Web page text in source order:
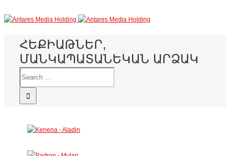
ՀԵՔԻԱԹՆԵՐ,
ՄԱՆԿԱՊԱՏԱՆԵԿԱՆ ԱՐՁԱԿ